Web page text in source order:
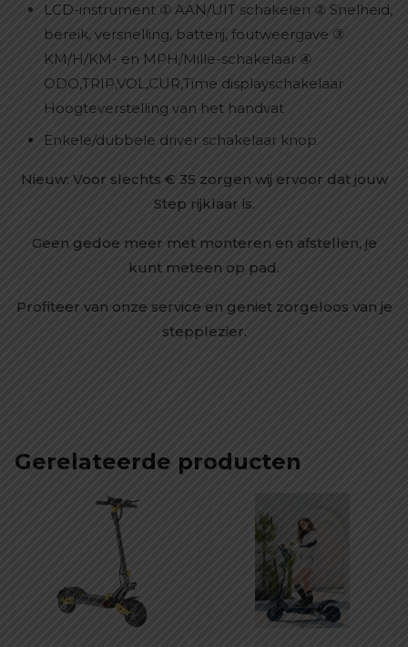
LCD-instrument ① AAN/UIT schakelen ② Snelheid,
bereik, versnelling, batterij, foutweergave ③
KM/H/KM- en MPH/Mille-schakelaar ④
ODO,TRIP,VOL,CUR,Time displayschakelaar
Hoogteverstelling van het handvat
Enkele/dubbele driver schakelaar knop
Nieuw: Voor slechts € 35 zorgen wij ervoor dat jouw
Step rijklaar is.
Geen gedoe meer met monteren en afstellen, je
kunt meteen op pad.
Profiteer van onze service en geniet zorgeloos van je
stepplezier.
Gerelateerde producten